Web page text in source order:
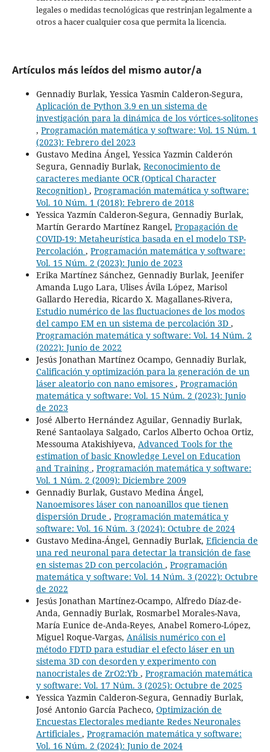
legales o medidas tecnológicas que restrinjan legalmente a
otros a hacer cualquier cosa que permita la licencia.
Artículos más leídos del mismo autor/a
Gennadiy Burlak, Yessica Yasmin Calderon-Segura,
Aplicación de Python 3.9 en un sistema de
investigación para la dinámica de los vórtices-solitones
, Programación matemática y software: Vol. 15 Núm. 1
(2023): Febrero del 2023
Gustavo Medina Ángel, Yessica Yazmin Calderón
Segura, Gennadiy Burlak, Reconocimiento de
caracteres mediante OCR (Optical Character
Recognition) , Programación matemática y software:
Vol. 10 Núm. 1 (2018): Febrero de 2018
Yessica Yazmín Calderon-Segura, Gennadiy Burlak,
Martín Gerardo Martínez Rangel, Propagación de
COVID-19: Metaheurística basada en el modelo TSP-
Percolación , Programación matemática y software:
Vol. 15 Núm. 2 (2023): Junio de 2023
Erika Martínez Sánchez, Gennadiy Burlak, Jeenifer
Amanda Lugo Lara, Ulises Ávila López, Marisol
Gallardo Heredia, Ricardo X. Magallanes-Rivera,
Estudio numérico de las fluctuaciones de los modos
del campo EM en un sistema de percolación 3D ,
Programación matemática y software: Vol. 14 Núm. 2
(2022): Junio de 2022
Jesús Jonathan Martínez Ocampo, Gennadiy Burlak,
Calificación y optimización para la generación de un
láser aleatorio con nano emisores , Programación
matemática y software: Vol. 15 Núm. 2 (2023): Junio
de 2023
José Alberto Hernández Aguilar, Gennadiy Burlak,
René Santaolaya Salgado, Carlos Alberto Ochoa Ortiz,
Messouma Atakishiyeva, Advanced Tools for the
estimation of basic Knowledge Level on Education
and Training , Programación matemática y software:
Vol. 1 Núm. 2 (2009): Diciembre 2009
Gennadiy Burlak, Gustavo Medina Ángel,
Nanoemisores láser con nanoanillos que tienen
dispersión Drude , Programación matemática y
software: Vol. 16 Núm. 3 (2024): Octubre de 2024
Gustavo Medina-Ángel, Gennadiy Burlak, Eficiencia de
una red neuronal para detectar la transición de fase
en sistemas 2D con percolación , Programación
matemática y software: Vol. 14 Núm. 3 (2022): Octubre
de 2022
Jesús Jonathan Martínez-Ocampo, Alfredo Díaz-de-
Anda, Gennadiy Burlak, Rosmarbel Morales-Nava,
María Eunice de-Anda-Reyes, Anabel Romero-López,
Miguel Roque-Vargas, Análisis numérico con el
método FDTD para estudiar el efecto láser en un
sistema 3D con desorden y experimento con
nanocristales de ZrO2:Yb , Programación matemática
y software: Vol. 17 Núm. 3 (2025): Octubre de 2025
Yessica Yazmin Calderon-Segura, Gennadiy Burlak,
José Antonio García Pacheco, Optimización de
Encuestas Electorales mediante Redes Neuronales
Artificiales , Programación matemática y software:
Vol. 16 Núm. 2 (2024): Junio de 2024